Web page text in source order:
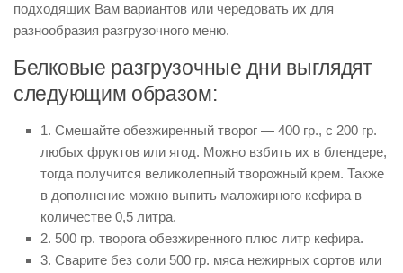
подходящих Вам вариантов или чередовать их для
разнообразия разгрузочного меню.
Белковые разгрузочные дни выглядят
следующим образом:
1. Смешайте обезжиренный творог — 400 гр., с 200 гр.
любых фруктов или ягод. Можно взбить их в блендере,
тогда получится великолепный творожный крем. Также
в дополнение можно выпить маложирного кефира в
количестве 0,5 литра.
2. 500 гр. творога обезжиренного плюс литр кефира.
3. Сварите без соли 500 гр. мяса нежирных сортов или